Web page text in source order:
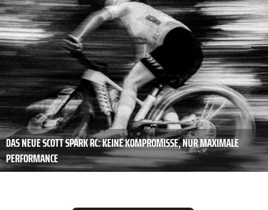
DAS NEUE SCOTT SPARK RC: KEINE KOMPROMISSE, NUR MAXIMALE
PERFORMANCE